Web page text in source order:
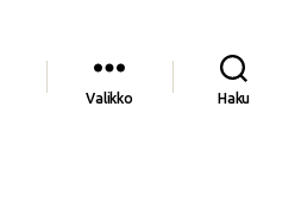
Valikko Haku